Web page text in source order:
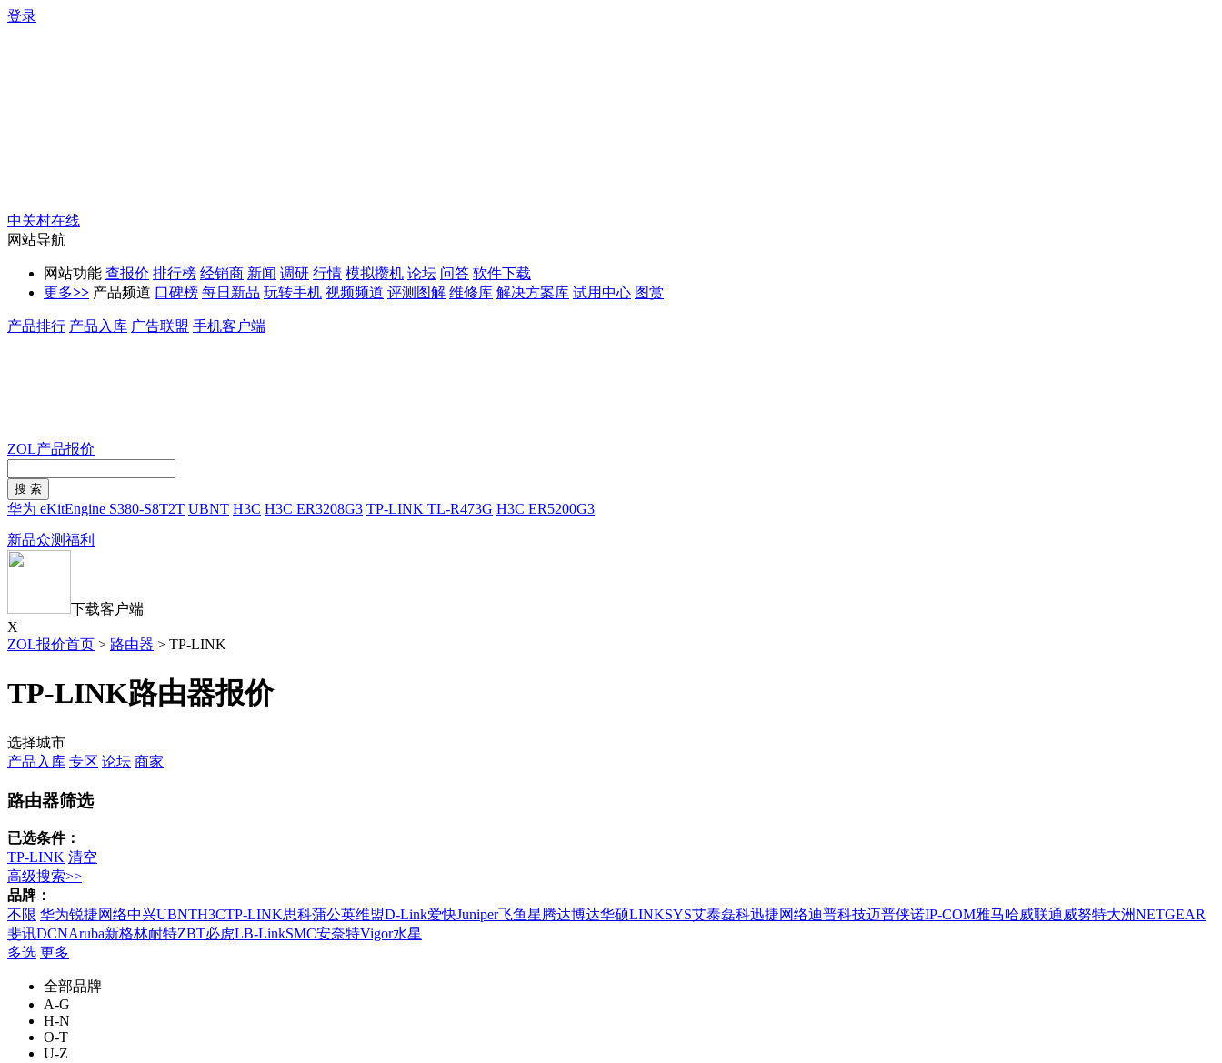
登录
中关村在线
网站导航
网站功能 查报价 排行榜 经销商 新闻 调研 行情 模拟攒机 论坛 问答 软件下载
更多>> 产品频道 口碑榜 每日新品 玩转手机 视频频道 评测图解 维修库 解决方案库 试用中心 图赏
产品排行 产品入库 广告联盟 手机客户端
ZOL产品报价
华为 eKitEngine S380-S8T2T UBNT H3C H3C ER3208G3 TP-LINK TL-R473G H3C ER5200G3
新品众测福利
下载客户端
X
ZOL报价首页 > 路由器 > TP-LINK
TP-LINK路由器报价
选择城市
产品入库 专区 论坛 商家
路由器筛选
已选条件：
TP-LINK 清空
高级搜索>>
品牌：
不限 华为锐捷网络中兴UBNTH3CTP-LINK思科蒲公英维盟D-Link爱快Juniper飞鱼星腾达博达华硕LINKSYS艾泰磊科迅捷网络迪普科技迈普侠诺IP-COM雅马哈威联通 威努特大洲NETGEAR
斐讯DCNAruba新格林耐特ZBT必虎LB-LinkSMC安奈特Vigor水星
多选 更多
全部品牌
A-G
H-N
O-T
U-Z